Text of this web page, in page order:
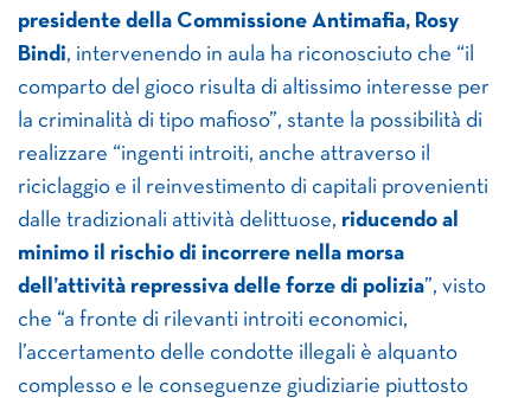
presidente della Commissione Antimafia, Rosy
Bindi, intervenendo in aula ha riconosciuto che “il
comparto del gioco risulta di altissimo interesse per
la criminalità di tipo mafioso”, stante la possibilità di
realizzare “ingenti introiti, anche attraverso il
riciclaggio e il reinvestimento di capitali provenienti
dalle tradizionali attività delittuose, riducendo al
minimo il rischio di incorrere nella morsa
dell’attività repressiva delle forze di polizia”, visto
che “a fronte di rilevanti introiti economici,
l’accertamento delle condotte illegali è alquanto
complesso e le conseguenze giudiziarie piuttosto